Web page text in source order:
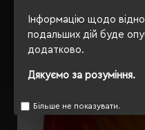
Інформацію щодо
подальших дій буде
додатково.
Дякуємо за розуміння.
Більше не показувати.